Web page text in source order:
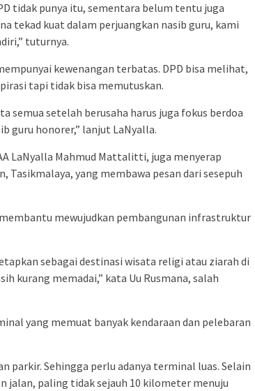
tidak punya itu, sementara belum tentu juga
tekad kuat dalam perjuangkan nasib guru, kami
tuturnya.
kewenangan terbatas. DPD bisa melihat,
tapi tidak bisa memutuskan.
semua setelah berusaha harus juga fokus berdoa
guru honorer,” lanjut LaNyalla.
LaNyalla Mahmud Mattalitti, juga menyerap
Tasikmalaya, yang membawa pesan dari sesepuh
mewujudkan pembangunan infrastruktur
sebagai destinasi wisata religi atau ziarah di
kurang memadai,” kata Uu Rusmana, salah
yang memuat banyak kendaraan dan pelebaran
parkir. Sehingga perlu adanya terminal luas. Selain
jalan, paling tidak sejauh 10 kilometer menuju